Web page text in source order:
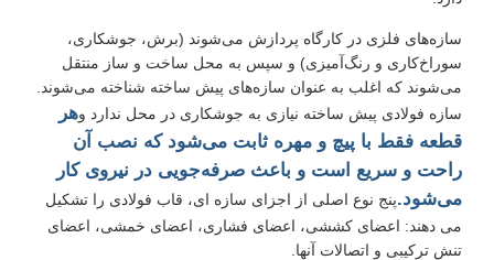
درخواست قیمت
ساختار فولادی پیش ساخته
انبار سازه فولادی
سازه‌های فلزی در کارگاه پردازش می‌شوند (برش، جوشکاری،
سوراخ‌کاری و رنگ‌آمیزی) و سپس به محل ساخت و ساز منتقل
می‌شوند که اغلب به عنوان سازه‌های پیش ساخته شناخته می‌شوند.
سازه فولادی پیش ساخته نیازی به جوشکاری در محل ندارد وهر
قطعه فقط با پیچ و مهره ثابت می‌شود که نصب آن
راحت و سریع است و باعث صرفه‌جویی در نیروی کار
می‌شود.پنج نوع اصلی از اجزای سازه ای، قاب فولادی را تشکیل
می دهند: اعضای کششی، اعضای فشاری، اعضای خمشی، اعضای
تنش ترکیبی و اتصالات آنها.